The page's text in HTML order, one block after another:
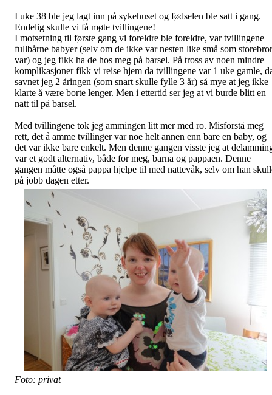
I uke 38 ble jeg lagt inn på sykehuset og fødselen ble satt i gang.
Endelig skulle vi få møte tvillingene!
I motsetning til første gang vi foreldre ble foreldre, var tvillingene
fullbårne babyer (selv om de ikke var nesten like små som storebror
var) og jeg fikk ha de hos meg på barsel. På tross av noen mindre
komplikasjoner fikk vi reise hjem da tvillingene var 1 uke gamle,
savnet jeg 2 åringen (som snart skulle fylle 3 år) så mye at jeg ikke
klarte å være borte lenger. Men i ettertid ser jeg at vi burde blitt en
natt til på barsel.
Med tvillingene tok jeg ammingen litt mer med ro. Misforstå meg
rett, det å amme tvillinger var noe helt annen enn bare en baby, og
det var ikke bare enkelt. Men denne gangen visste jeg at
var et godt alternativ, både for meg, barna og pappaen. Denne
gangen måtte også pappa hjelpe til med nattevåk, selv om han
på jobb dagen etter.
Foto: privat